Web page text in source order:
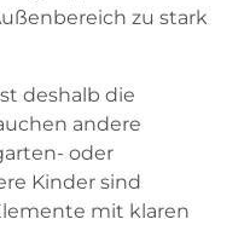
zu stark
deshalb die
andere
oder
Kinder sind
mit klaren